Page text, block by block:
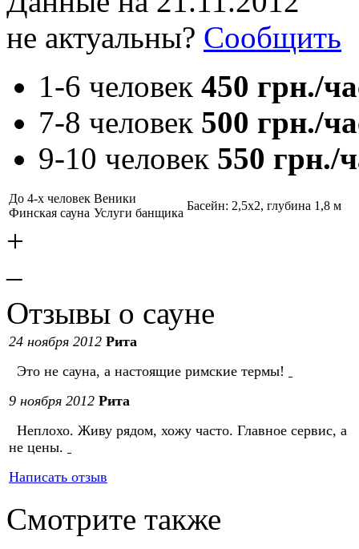
не актуальны? Сообщить
1-6 человек 450 грн./
7-8 человек 500 грн./
9-10 человек 550 грн./
До 4-х человек
Финская сауна
Веники
Услуги банщика
Басейн: 2,5х2, глубина 1,8 м
+
–
Отзывы о сауне
24 ноября 2012 Рита
Это не сауна, а настоящие римские термы!
9 ноября 2012 Рита
Неплохо. Живу рядом, хожу часто. Главное сервис, а
не цены.
Написать отзыв
Смотрите также